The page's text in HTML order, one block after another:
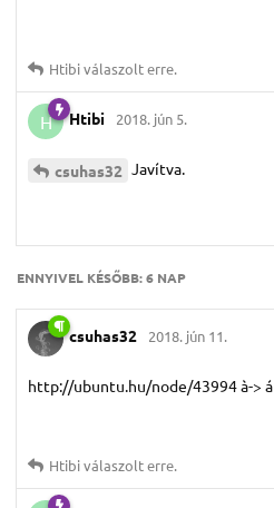
Htibiválaszolt erre.
H Htibi 2018. jún 5.
csuhas32 Javítva.
ENNYIVEL KÉSŐBB:6 NAP
csuhas32 2018. jún 11.
http://ubuntu.hu/node/43994 à-> á
Htibiválaszolt erre.